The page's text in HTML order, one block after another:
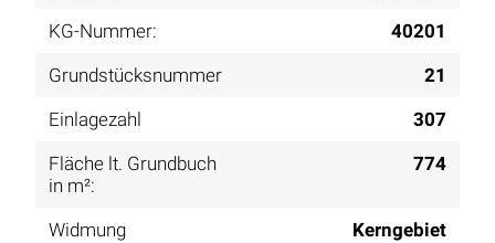
KG-Nummer:
40201
Grundstücksnummer
21
Einlagezahl
307
Fläche lt. Grundbuch
in m²:
774
Widmung Kerngebiet